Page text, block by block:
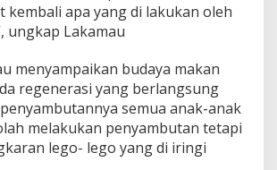
kembali apa yang di lakukan oleh
ungkap Lakamau
menyampaikan budaya makan
regenerasi yang berlangsung
semua anak-anak
melakukan penyambutan tetapi
lego- lego yang di iringi